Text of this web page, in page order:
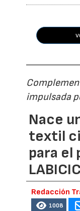
impulsada
Nace
textil
para el
Redacción
1008